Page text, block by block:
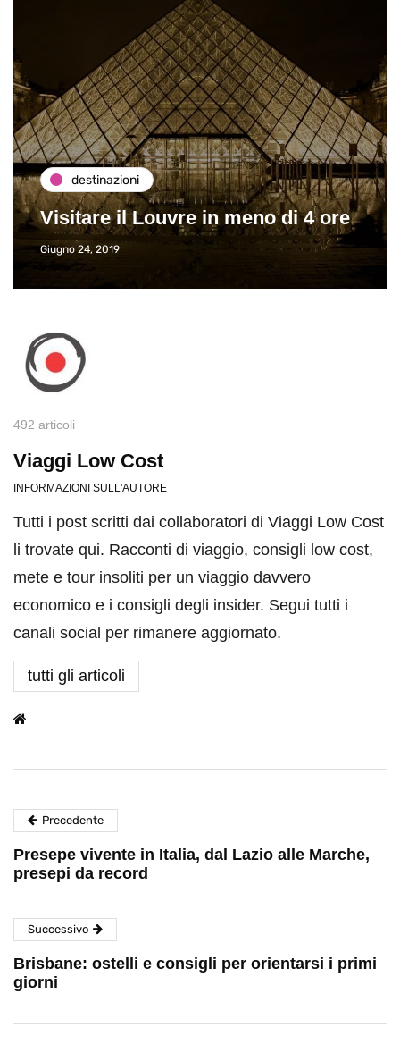
destinazioni
Visitare il Louvre in meno di 4 ore
Giugno 24, 2019
492 articoli
Viaggi Low Cost
INFORMAZIONI SULL'AUTORE
Tutti i post scritti dai collaboratori di Viaggi Low Cost
li trovate qui. Racconti di viaggio, consigli low cost,
mete e tour insoliti per un viaggio davvero
economico e i consigli degli insider. Segui tutti i
canali social per rimanere aggiornato.
tutti gli articoli
Precedente
Presepe vivente in Italia, dal Lazio alle Marche,
presepi da record
Successivo
Brisbane: ostelli e consigli per orientarsi i primi
giorni